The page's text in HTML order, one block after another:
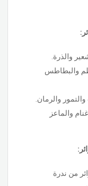
والذرة.
والبطاطس
والرمان.
والماعز
من ندرة